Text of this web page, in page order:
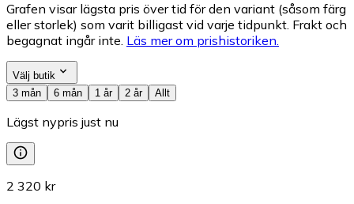
Grafen visar lägsta pris över tid för den variant (såsom färg
eller storlek) som varit billigast vid varje tidpunkt. Frakt och
begagnat ingår inte. Läs mer om prishistoriken.
Välj butik
3 mån
6 mån 1 år 2 år Allt
Lägst nypris just nu
2 320 kr